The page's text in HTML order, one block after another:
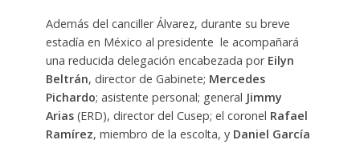
Además del canciller Álvarez, durante su breve
estadía en México al presidente le acompañará
una reducida delegación encabezada por Eilyn
Beltrán, director de Gabinete; Mercedes
Pichardo; asistente personal; general Jimmy
Arias(ERD), director del Cusep; el coronel Rafael
Ramírez, miembro de la escolta, y Daniel García